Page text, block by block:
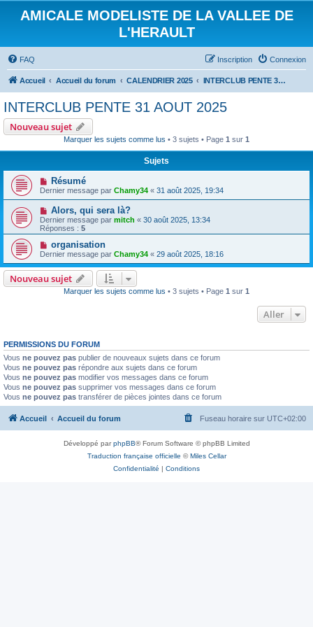
AMICALE MODELISTE DE LA VALLEE DE
L'HERAULT
FAQ Connexion
Inscription
Accueil Accueil du forum CALENDRIER 2025 INTERCLUB PENTE 31 AOUT 2025
INTERCLUB PENTE 31 AOUT 2025
Nouveau sujet
Marquer les sujets comme lus • 3 sujets • Page 1 sur 1
Sujets
Résumé
Dernier message par Chamy34 « 31 août 2025, 19:34
Alors, qui sera là?
Dernier message par mitch « 30 août 2025, 13:34
Réponses : 5
organisation
Dernier message par Chamy34 « 29 août 2025, 18:16
Nouveau sujet
Marquer les sujets comme lus • 3 sujets • Page 1 sur 1
Aller
PERMISSIONS DU FORUM
Vous ne pouvez pas publier de nouveaux sujets dans ce forum
Vous ne pouvez pas répondre aux sujets dans ce forum
Vous ne pouvez pas modifier vos messages dans ce forum
Vous ne pouvez pas supprimer vos messages dans ce forum
Vous ne pouvez pas transférer de pièces jointes dans ce forum
Accueil Accueil du forum Fuseau horaire sur UTC+02:00
Développé parphpBB® Forum Software © phpBB Limited
Traduction française officielle ©Miles Cellar
Confidentialité | Conditions